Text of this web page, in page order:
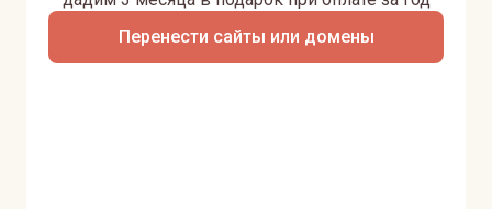
Перенести сайты или домены